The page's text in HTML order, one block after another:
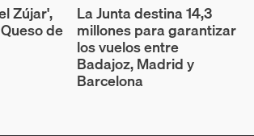
Zújar',
de
La Junta destina 14,3
millones para garantizar
los vuelos entre
Badajoz, Madrid y
Barcelona